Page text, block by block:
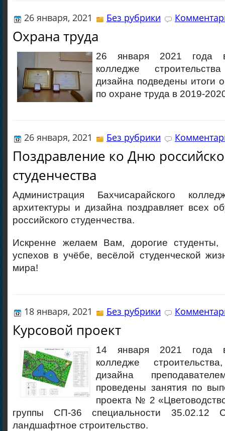
26 января, 2021 Без рубрики
Охрана труда
26 января 2021 года в
колледже
дизайна подведены итоги
по охране труда в 2019-
26 января, 2021 Без рубрики
Поздравление ко Дню
студенчества
Администрация Бахчисарайского
архитектуры и дизайна поздравляет всех
российского студенчества.
Искренне желаем Вам, дорогие студенты,
успехов в учёбе, весёлой студенческой
мира!
18 января, 2021 Без рубрики
Курсовой проект
14 января 2021 года в
колледже
дизайна
проведены занятия по
проекта № 2
группы СП-36 специальности 35.02.12
ландшафтное строительство.